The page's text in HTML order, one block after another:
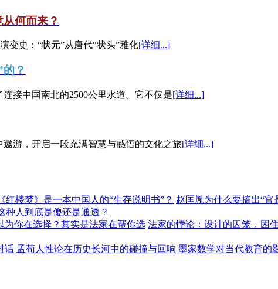
何而来？
变史：“状元”从唐代“状头”雅化[详细...]
？
接中国南北的2500公里水道。它不仅是[详细...]
游，开启一段充满智慧与感悟的文化之旅[详细...]
红楼梦》是一本中国人的“生存说明书”？ 赵匡胤为什么要搞出“官
种人到底是傻还是通透？
为你在选择？其实是法家在帮你选 法家的悖论：设计的囚笼，困
话 孟荀人性论在历史长河中的碰撞与回响 墨家数学对当代教育的